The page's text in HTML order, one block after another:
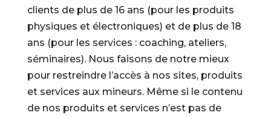
clients de plus de 16 ans (pour les produits
physiques et électroniques) et de plus de 18
ans (pour les services : coaching, ateliers,
séminaires). Nous faisons de notre mieux
pour restreindre l’accès à nos sites, produits
et services aux mineurs. Même si le contenu
de nos produits et services n’est pas de